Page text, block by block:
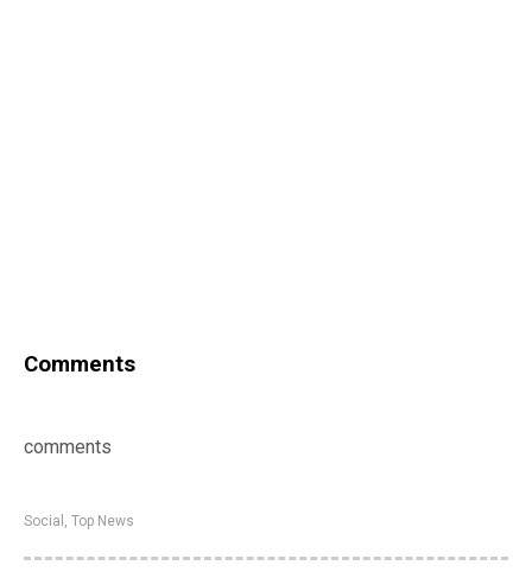
Comments
comments
Social Top News